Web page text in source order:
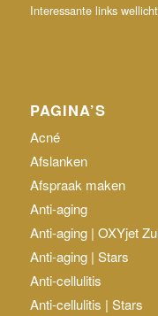
Interessante links
PAGINA’S
Acné
Afslanken
Afspraak maken
Anti-aging
Anti-aging | OXYjet
Anti-aging | Stars
Anti-cellulitis
Anti-cellulitis | Stars